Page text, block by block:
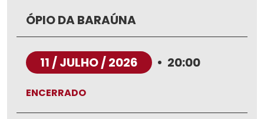
ÓPIO DA BARAÚNA
11 / JULHO / 2026 • 20:00
ENCERRADO